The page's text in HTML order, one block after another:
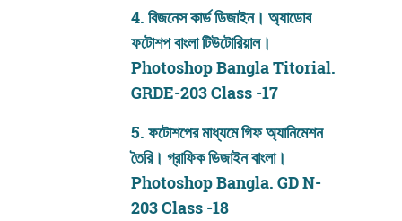
4. বিজনেস কার্ড ডিজাইন। অ্যাডোব
ফটোশপ বাংলা টিউটোরিয়াল।
Photoshop Bangla Titorial.
GRDE-203 Class -17
5. ফটোশপের মাধ্যমে গিফ অ্যানিমেশন
তৈরি। গ্রাফিক ডিজাইন বাংলা।
Photoshop Bangla. GD N-
203 Class -18